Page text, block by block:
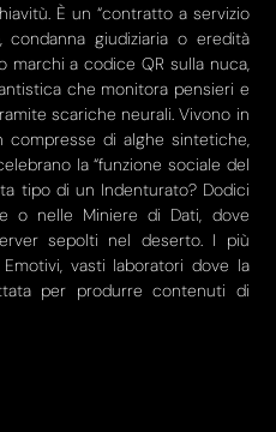
È un “contratto a servizio
condanna giudiziaria o eredità
marchi a codice QR sulla nuca,
che monitora pensieri e
scariche neurali. Vivono in
di alghe sintetiche,
la “funzione sociale del
tipo di un Indenturato? Dodici
o nelle Miniere di Dati, dove
sepolti nel deserto. I più
vasti laboratori dove la
per produrre contenuti di